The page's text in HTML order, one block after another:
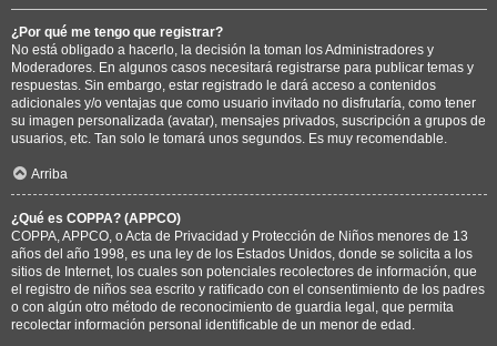
¿Por qué me tengo que registrar?
No está obligado a hacerlo, la decisión la toman los Administradores y
Moderadores. En algunos casos necesitará registrarse para publicar temas y
respuestas. Sin embargo, estar registrado le dará acceso a contenidos
adicionales y/o ventajas que como usuario invitado no disfrutaría, como tener
su imagen personalizada (avatar), mensajes privados, suscripción a grupos de
usuarios, etc. Tan solo le tomará unos segundos. Es muy recomendable.
Arriba
¿Qué es COPPA? (APPCO)
COPPA, APPCO, o Acta de Privacidad y Protección de Niños menores de 13
años del año 1998, es una ley de los Estados Unidos, donde se solicita a los
sitios de Internet, los cuales son potenciales recolectores de información, que
el registro de niños sea escrito y ratificado con el consentimiento de los padres
o con algún otro método de reconocimiento de guardia legal, que permita
recolectar información personal identificable de un menor de edad.